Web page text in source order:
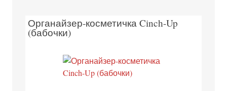
Органайзер-косметичка Cinch-Up
(бабочки)